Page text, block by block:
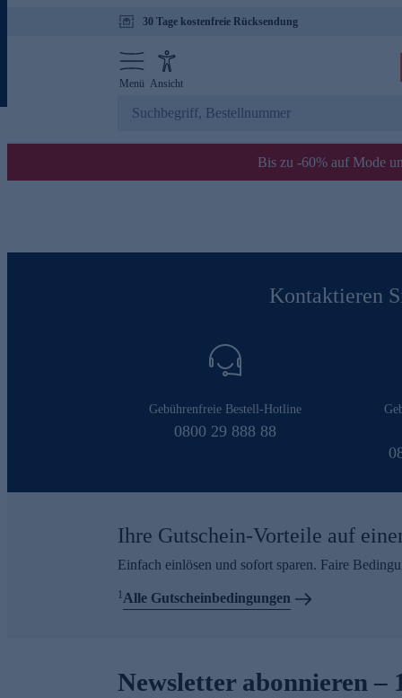
30 Tage kostenfreie Rücksendung
Menü Ansicht
Bis zu -60% auf Mode
Kontaktieren
Gebührenfreie Bestell-Hotline
0800 29 888 88
Ihre Gutschein-Vorteile auf
Einfach einlösen und sofort sparen. Faire
1Alle Gutscheinbedingungen
Newsletter abonnieren –